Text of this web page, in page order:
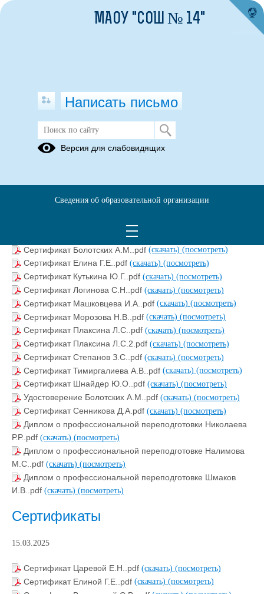
Дополнительная информация
гуманитарного профилей «Точка роста» МАОУ «СОШ
Сертификат Болотских А.М..pdf (скачать) (посмотреть)
Сертификат Елина Г.Е..pdf (скачать) (посмотреть)
Сертификат Кутькина Ю.Г..pdf (скачать) (посмотреть)
Сертификат Логинова С.Н..pdf (скачать) (посмотреть)
Сертификат Машковцева И.А..pdf (скачать) (посмотреть)
Сертификат Морозова Н.В..pdf (скачать) (посмотреть)
Сертификат Плаксина Л.С..pdf (скачать) (посмотреть)
Сертификат Плаксина Л.С.2.pdf (скачать) (посмотреть)
Сертификат Степанов З.С..pdf (скачать) (посмотреть)
Сертификат Тимиргалиева А.В..pdf (скачать) (посмотреть)
Сертификат Шнайдер Ю.О..pdf (скачать) (посмотреть)
Удостоверение Болотских А.М..pdf (скачать) (посмотреть)
Сертификат Сенникова Д.А.pdf (скачать) (посмотреть)
Диплом о профессиональной переподготовки Николаева
Р.Р..pdf (скачать) (посмотреть)
Диплом о профессиональной переподготовке Налимова
М.С..pdf (скачать) (посмотреть)
Диплом о профессиональной переподготовке Шмаков
И.В..pdf (скачать) (посмотреть)
Сертификаты
15.03.2025
Сертификат Царевой Е.Н..pdf (скачать) (посмотреть)
Сертификат Елиной Г.Е..pdf (скачать) (посмотреть)
МАОУ "СОШ № 14"
Написать письмо
Версия для слабовидящих
Сведения об образовательной организации